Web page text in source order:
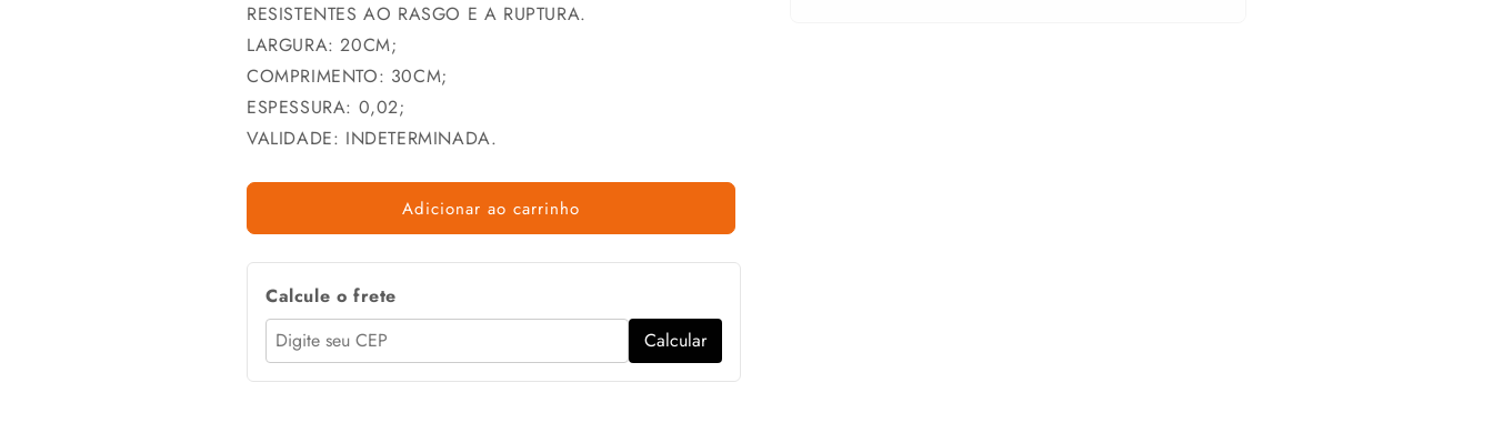
RESISTENTES AO RASGO E A RUPTURA.
LARGURA: 20CM;
COMPRIMENTO: 30CM;
ESPESSURA: 0,02;
VALIDADE: INDETERMINADA.
Adicionar ao carrinho
Calcule o frete
Calcular